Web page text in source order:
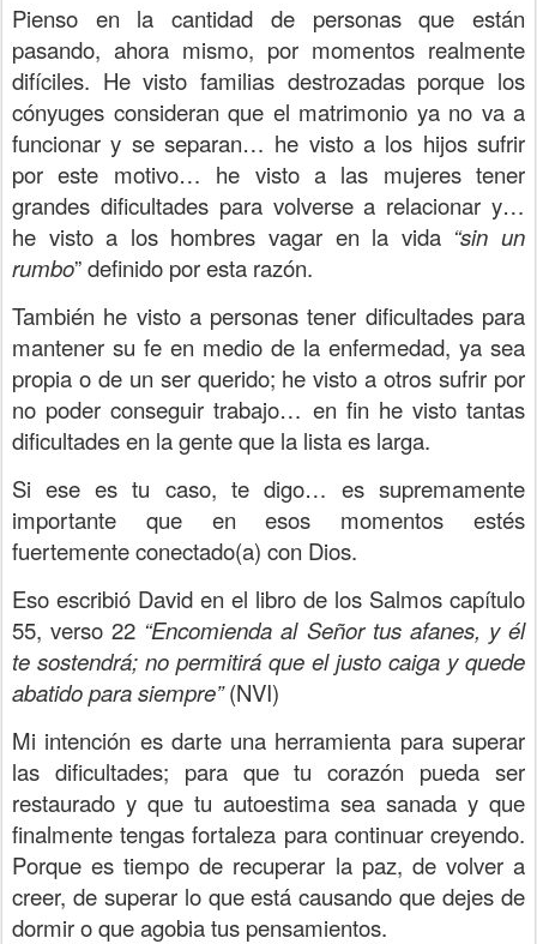
Pienso en la cantidad de personas que están
pasando, ahora mismo, por momentos realmente
difíciles. He visto familias destrozadas porque los
cónyuges consideran que el matrimonio ya no va a
funcionar y se separan… he visto a los hijos sufrir
por este motivo… he visto a las mujeres tener
grandes dificultades para volverse a relacionar y…
he visto a los hombres vagar en la vida “sin un
rumbo” definido por esta razón.
También he visto a personas tener dificultades para
mantener su fe en medio de la enfermedad, ya sea
propia o de un ser querido; he visto a otros sufrir por
no poder conseguir trabajo… en fin he visto tantas
dificultades en la gente que la lista es larga.
Si ese es tu caso, te digo… es supremamente
importante que en esos momentos estés
fuertemente conectado(a) con Dios.
Eso escribió David en el libro de los Salmos capítulo
55, verso 22 “Encomienda al Señor tus afanes, y él
te sostendrá; no permitirá que el justo caiga y quede
abatido para siempre”(NVI)
Mi intención es darte una herramienta para superar
las dificultades; para que tu corazón pueda ser
restaurado y que tu autoestima sea sanada y que
finalmente tengas fortaleza para continuar creyendo.
Porque es tiempo de recuperar la paz, de volver a
creer, de superar lo que está causando que dejes de
dormir o que agobia tus pensamientos.